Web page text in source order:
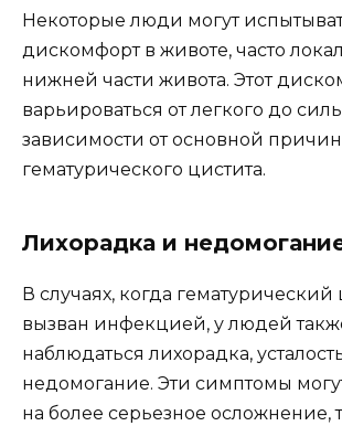
Некоторые люди могут
дискомфорт в животе, часто
нижней части живота. Этот
варьироваться от легкого до
зависимости от основной
гематурического цистита.
Лихорадка и
В случаях, когда гематурический
вызван инфекцией, у людей
наблюдаться лихорадка,
недомогание. Эти симптомы
на более серьезное осложнение,